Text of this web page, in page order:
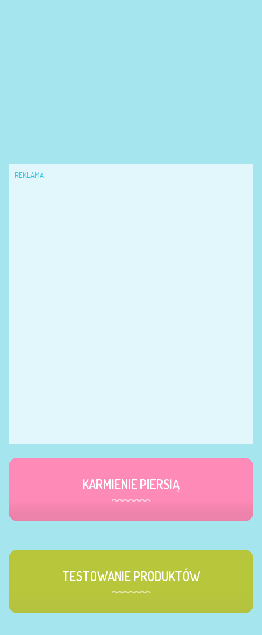
REKLAMA
KARMIENIE PIERSIĄ
TESTOWANIE PRODUKTÓW